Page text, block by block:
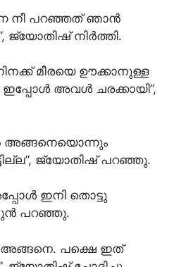
നീ പറഞ്ഞത് ഞാൻ
ജ്യോതിഷ് നിർത്തി.
മീരയെ ഊക്കാനുള്ള
അവൾ ചരക്കായി”,
അങ്ങനെയൊന്നും
ജ്യോതിഷ് പറഞ്ഞു.
ഇനി തൊട്ടു
പറഞ്ഞു.
അങ്ങനെ. പക്ഷെ ഇത്